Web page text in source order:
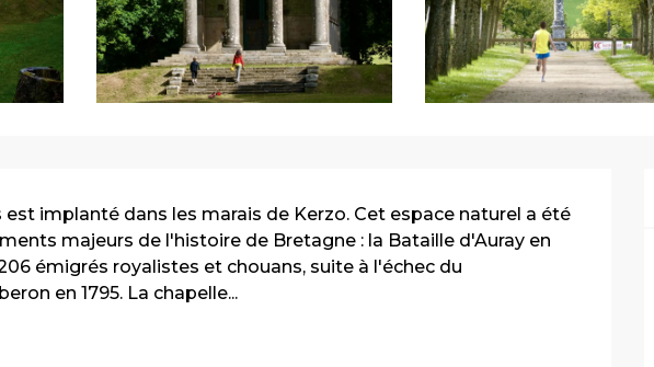
est implanté dans les marais de Kerzo. Cet espace naturel a été
majeurs de l'histoire de Bretagne : la Bataille d'Auray en
émigrés royalistes et chouans, suite à l'échec du
en 1795. La chapelle...